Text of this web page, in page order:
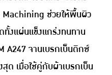
Machining ช่วยให้พื้นผิว
ทั้งแผ่นแข็งแกร่งทนทาน
A247 จานเบรกเบ็นดิกซ์
ด เมื่อใช้คู่กับผ้าเบรกเบ็น